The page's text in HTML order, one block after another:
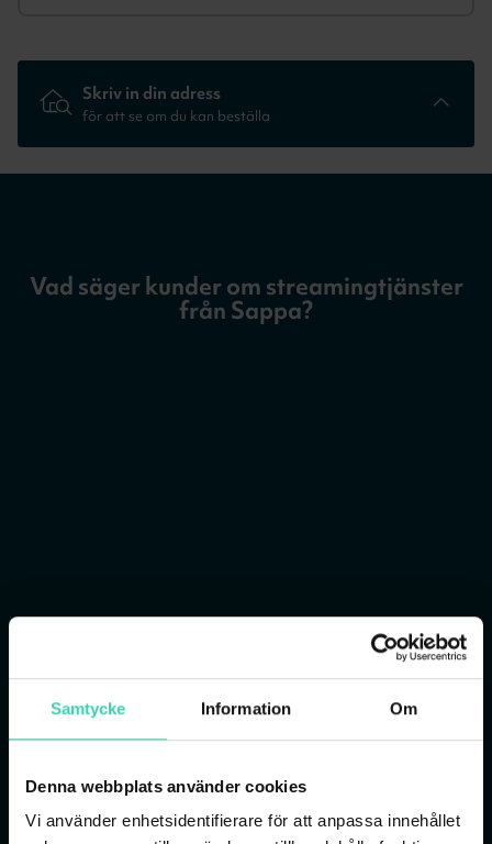
Samtycke Information Om
Denna webbplats använder cookies
Vi använder enhetsidentifierare för att anpassa innehållet
Skriv in din adress
för att se om du kan beställa
REDAN KUND? LOGGA IN
Vad säger kunder om streamingtjänster
från Sappa?